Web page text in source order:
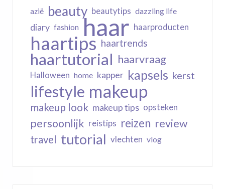
azië beauty beautytips dazzling life
diary fashion haar haarproducten
haartips haartrends
haartutorial haarvraag
Halloween home kapper kapsels kerst
lifestyle makeup
makeup look makeup tips opsteken
persoonlijk reistips reizen review
travel tutorial vlechten vlog